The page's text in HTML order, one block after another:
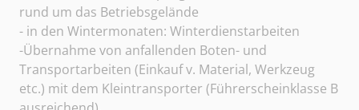
rund um das Betriebsgelände
- in den Wintermonaten: Winterdienstarbeiten
-Übernahme von anfallenden Boten- und
Transportarbeiten (Einkauf v. Material, Werkzeug
etc.) mit dem Kleintransporter (Führerscheinklasse B